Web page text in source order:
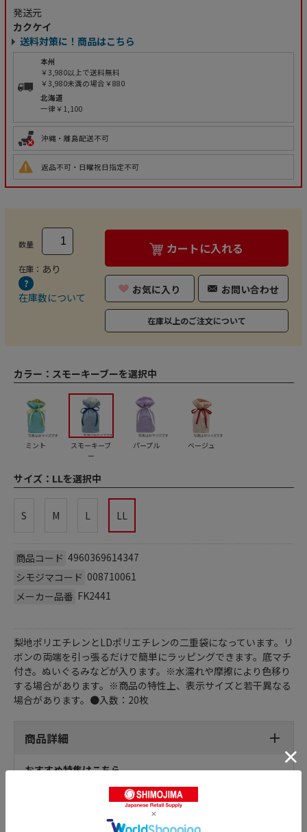
発送元
カクケイ
送料対策に！商品はこちら
本州
￥3,980以上で送料無料
￥3,980未満の場合￥880
北海道
一律￥1,100
沖縄・離島配送不可
返品不可・日曜祝日指定不可
数量
在庫： あり
在庫数について
カートに入れる
お気に入り お問い合わせ
在庫以上のご注文について
カラー： スモーキーブーを選択中
ミント
スモーキーブ
ー
パープル ベージュ
サイズ： LLを選択中
S M L LL
商品コード 4960369614347
シモジマコード 008710061
メーカー品番 FK2441
梨地ポリエチレンとLDポリエチレンの二重袋になっています。リ
ボンの両端を引っ張るだけで簡単にラッピングできます。底マチ
付き。ぬいぐるみなどが入ります。※水濡れや摩擦により色移り
する場合があります。※商品の特性上、表示サイズと若干異なる
場合があります。●入数：20枚
商品詳細
おすすめ特集はこちら